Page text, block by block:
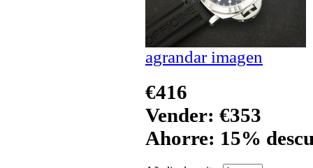
agrandar imagen
€416
Vender: €353
Ahorre: 15%